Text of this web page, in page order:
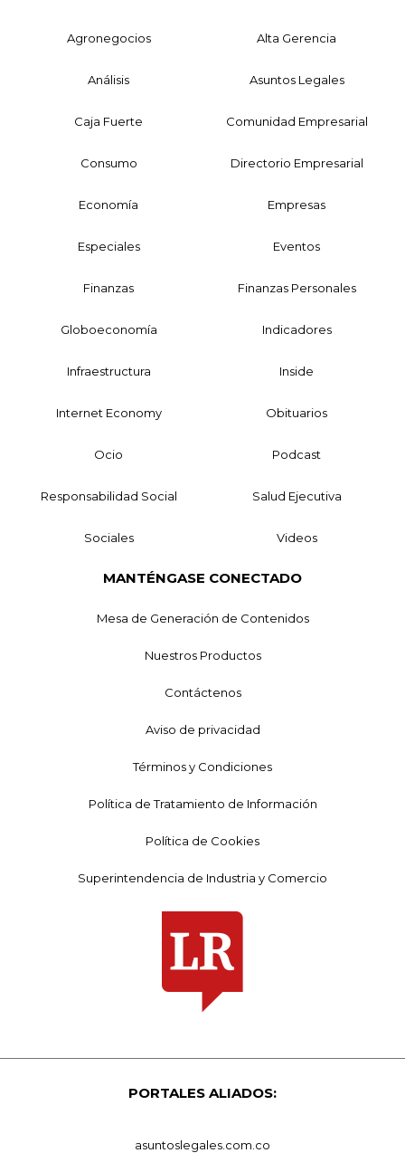
Agronegocios Alta Gerencia
Análisis Asuntos Legales
Caja Fuerte Comunidad Empresarial
Consumo Directorio Empresarial
Economía Empresas
Especiales Eventos
Finanzas Finanzas Personales
Globoeconomía Indicadores
Infraestructura Inside
Internet Economy Obituarios
Ocio Podcast
Responsabilidad Social Salud Ejecutiva
Sociales Videos
MANTÉNGASE CONECTADO
Mesa de Generación de Contenidos
Nuestros Productos
Contáctenos
Aviso de privacidad
Términos y Condiciones
Política de Tratamiento de Información
Política de Cookies
Superintendencia de Industria y Comercio
PORTALES ALIADOS:
asuntoslegales.com.co